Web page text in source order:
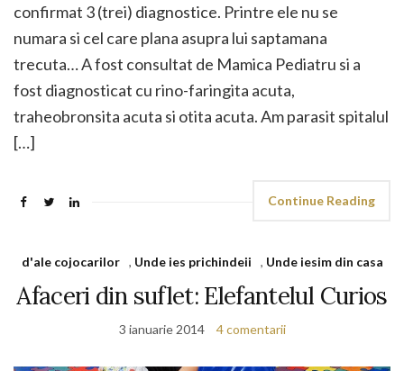
confirmat 3 (trei) diagnostice. Printre ele nu se
numara si cel care plana asupra lui saptamana
trecuta… A fost consultat de Mamica Pediatru si a
fost diagnosticat cu rino-faringita acuta,
traheobronsita acuta si otita acuta. Am parasit spitalul
[…]
Continue Reading
d'ale cojocarilor , Unde ies prichindeii , Unde iesim din casa
Afaceri din suflet: Elefantelul Curios
3 ianuarie 2014 4 comentarii